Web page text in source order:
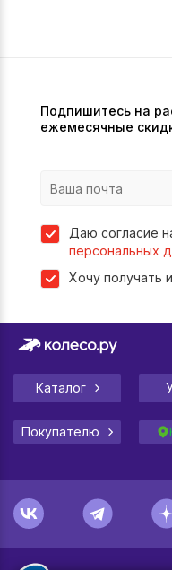
Подпишитесь на
ежемесячные
Даю согласие
персональных
Хочу получать
Каталог
Покупателю